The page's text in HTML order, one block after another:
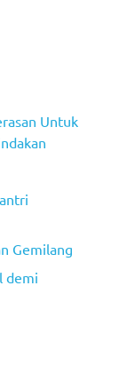
Untuk
Gemilang
demi